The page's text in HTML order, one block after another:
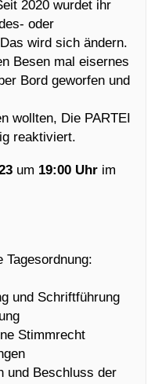
2020 wurdet ihr
oder
wird sich ändern.
Besen mal eisernes
Bord geworfen und
wollten, Die PARTEI
reaktiviert.
um 19:00 Uhr im
Tagesordnung:
und Schriftführung
Stimmrecht
und Beschluss der